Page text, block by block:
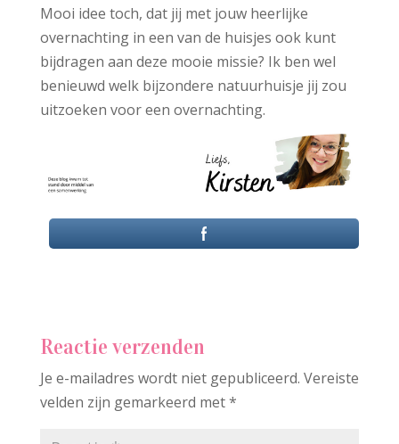
Mooi idee toch, dat jij met jouw heerlijke
overnachting in een van de huisjes ook kunt
bijdragen aan deze mooie missie? Ik ben wel
benieuwd welk bijzondere natuurhuisje jij zou
uitzoeken voor een overnachting.
Reactie verzenden
Je e-mailadres wordt niet gepubliceerd. Vereiste
velden zijn gemarkeerd met*